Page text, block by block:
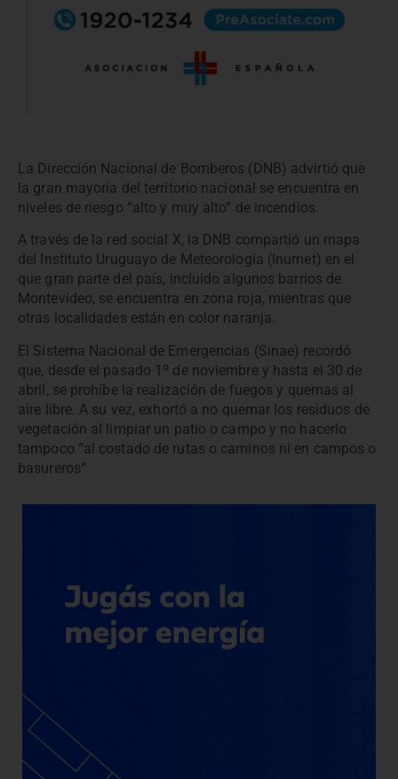
La Dirección Nacional de Bomberos (DNB) advirtió que
la gran mayoría del territorio nacional se encuentra en
niveles de riesgo “alto y muy alto” de incendios.
A través de la red social X, la DNB compartió un mapa
del Instituto Uruguayo de Meteorología (Inumet) en el
que gran parte del país, incluido algunos barrios de
Montevideo, se encuentra en zona roja, mientras que
otras localidades están en color naranja.
El Sistema Nacional de Emergencias (Sinae) recordó
que, desde el pasado 1º de noviembre y hasta el 30 de
abril, se prohíbe la realización de fuegos y quemas al
aire libre. A su vez, exhortó a no quemar los residuos de
vegetación al limpiar un patio o campo y no hacerlo
tampoco “al costado de rutas o caminos ni en campos o
basureros”.